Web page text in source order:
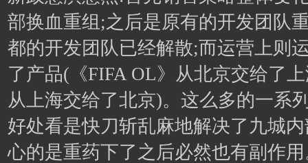
部换血重组;之后是原有的开发团队
都的开发团队已经解散;而运营上则
了产品(《FIFA OL》从北京交给了
从上海交给了北京)。这么多的一系
好处看是快刀斩乱麻地解决了九城
心的是重药下了之后必然也有副作